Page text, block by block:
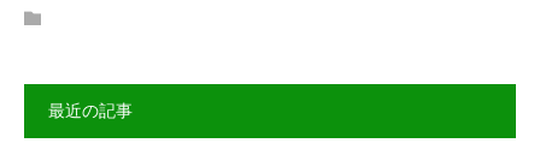
最近の記事